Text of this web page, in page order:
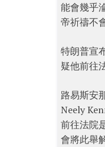
能會幾乎
帝祈禱不
特朗普宣
疑他前往
路易斯安
Neely
前往法院
會將此舉